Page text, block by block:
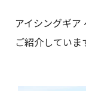
アイシングギア
ご紹介していま